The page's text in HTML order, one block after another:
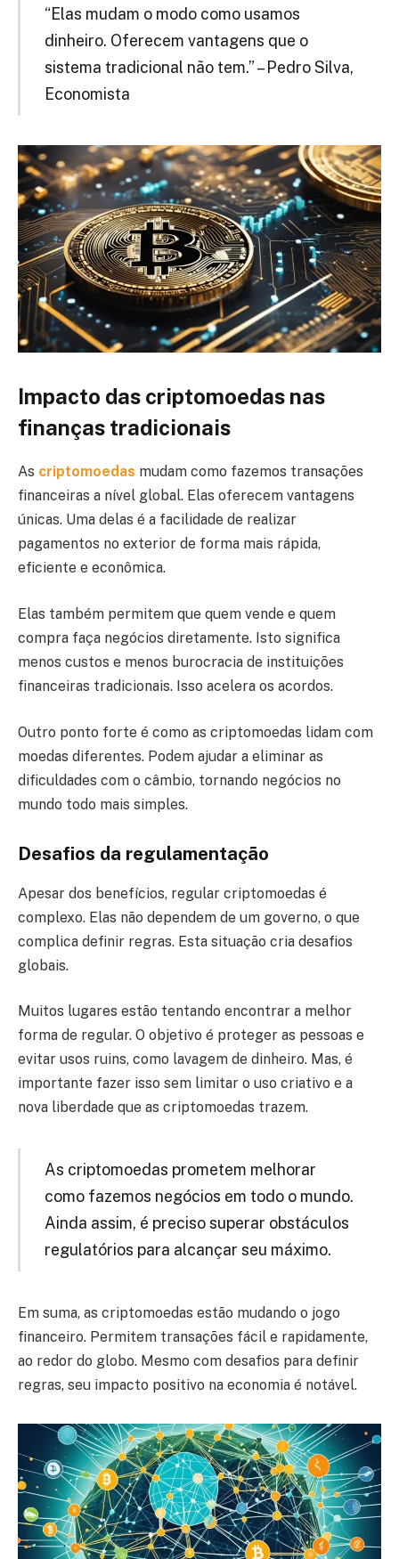
“Elas mudam o modo como usamos
dinheiro. Oferecem vantagens que o
sistema tradicional não tem.” – Pedro Silva,
Economista
Impacto das criptomoedas nas
finanças tradicionais
As criptomoedas mudam como fazemos transações
financeiras a nível global. Elas oferecem vantagens
únicas. Uma delas é a facilidade de realizar
pagamentos no exterior de forma mais rápida,
eficiente e econômica.
Elas também permitem que quem vende e quem
compra faça negócios diretamente. Isto significa
menos custos e menos burocracia de instituições
financeiras tradicionais. Isso acelera os acordos.
Outro ponto forte é como as criptomoedas lidam com
moedas diferentes. Podem ajudar a eliminar as
dificuldades com o câmbio, tornando negócios no
mundo todo mais simples.
Desafios da regulamentação
Apesar dos benefícios, regular criptomoedas é
complexo. Elas não dependem de um governo, o que
complica definir regras. Esta situação cria desafios
globais.
Muitos lugares estão tentando encontrar a melhor
forma de regular. O objetivo é proteger as pessoas e
evitar usos ruins, como lavagem de dinheiro. Mas, é
importante fazer isso sem limitar o uso criativo e a
nova liberdade que as criptomoedas trazem.
As criptomoedas prometem melhorar
como fazemos negócios em todo o mundo.
Ainda assim, é preciso superar obstáculos
regulatórios para alcançar seu máximo.
Em suma, as criptomoedas estão mudando o jogo
financeiro. Permitem transações fácil e rapidamente,
ao redor do globo. Mesmo com desafios para definir
regras, seu impacto positivo na economia é notável.